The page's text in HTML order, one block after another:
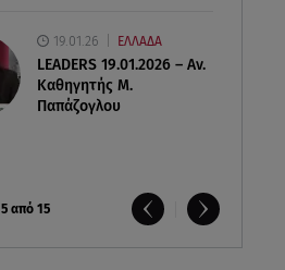
19.01.26 ΕΛΛΑΔΑ
LEADERS 19.01.2026 – Αν.
Καθηγητής Μ.
Παπάζογλου
5 από 15